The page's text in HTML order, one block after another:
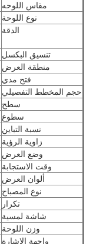
مقاس اللوحه
نوع اللوحة
الدقة
تنسيق البكسل
منطقة العرض
فتح مدي
حجم المخطط التفصيلي
سطح
سطوع
نسبة التباين
زاوية الرؤية
وضع العرض
وقت الاستجابة
ألوان العرض
نوع المصباح
تكرار
شاشة لمسية
وزن اللوحة
واجهة الإشارة